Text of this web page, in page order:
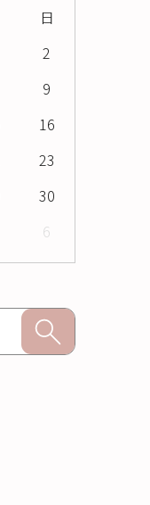
日
2
9
16
23
30
6